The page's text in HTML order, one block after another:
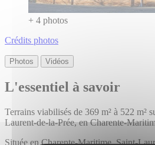
+ 4 photos
Crédits photos
Photos Vidéos
L'essentiel à savoir
Terrains viabilisés de 369 m² à 522 m²
Laurent-de-la-Prée, en Charente-
Située en Charente-Maritime, Saint-